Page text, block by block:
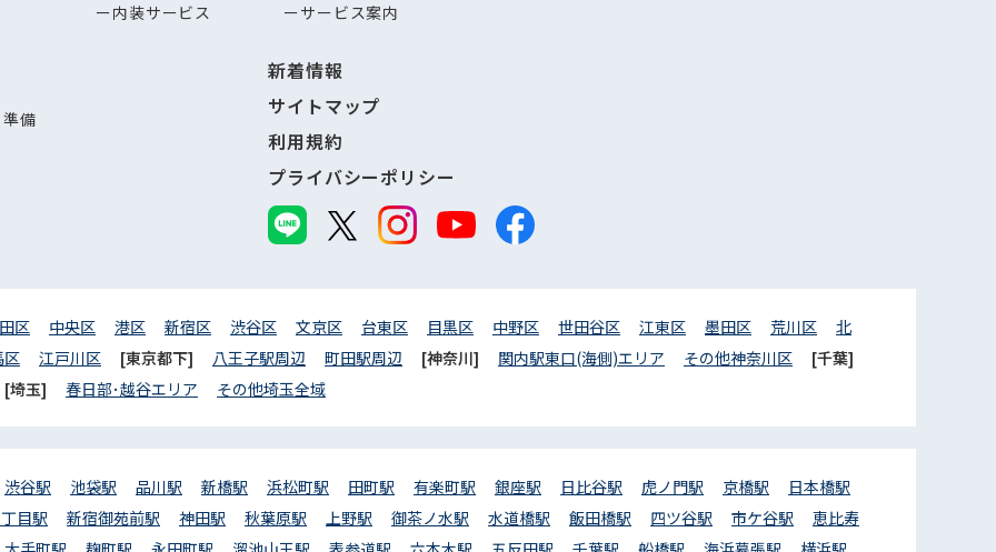
備
内装サービス
サービス案内
新着情報
サイトマップ
利用規約
プライバシーポリシー
区 中央区 港区 新宿区 渋谷区 文京区 台東区 目黒区 中野区 世田谷区 江東区 墨田区 荒川区
北
区
江戸川区 [東京都下] 八王子駅周辺 町田駅周辺 [神奈川] 関内駅東口(海側)エリア その他神奈川区
[千葉]
[埼玉] 春日部･越谷エリア その他埼玉全域
渋谷駅 池袋駅 品川駅 新橋駅 浜松町駅 田町駅 有楽町駅 銀座駅 日比谷駅 虎ノ門駅 京橋駅
日本橋駅
目駅
新宿御苑前駅 神田駅 秋葉原駅 上野駅 御茶ノ水駅 水道橋駅 飯田橋駅 四ツ谷駅 市ケ谷駅
恵比寿